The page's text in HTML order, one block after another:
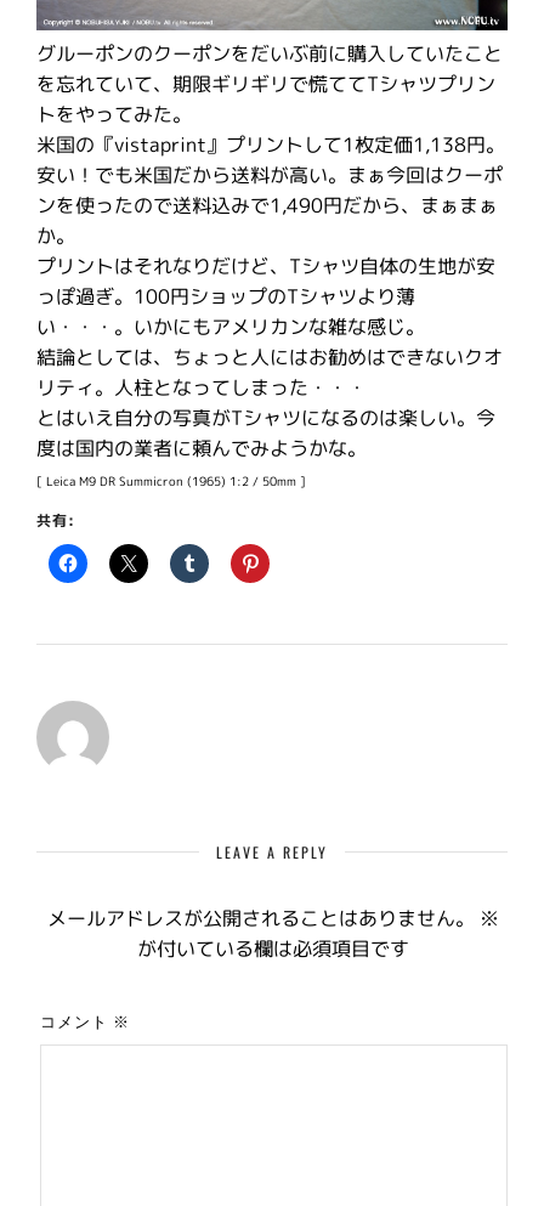
グルーポンのクーポンをだいぶ前に購入していたこと
を忘れていて、期限ギリギリで慌ててTシャツプリン
トをやってみた。
米国の『vistaprint』プリントして1枚定価1,138円。
安い！でも米国だから送料が高い。まぁ今回はクーポ
ンを使ったので送料込みで1,490円だから、まぁまぁ
か。
プリントはそれなりだけど、Tシャツ自体の生地が安
っぽ過ぎ。100円ショップのTシャツより薄
い・・・。いかにもアメリカンな雑な感じ。
結論としては、ちょっと人にはお勧めはできないクオ
リティ。人柱となってしまった・・・
とはいえ自分の写真がTシャツになるのは楽しい。今
度は国内の業者に頼んでみようかな。
[ Leica M9 DR Summicron (1965) 1:2 / 50mm ]
共有:
LEAVE A REPLY
メールアドレスが公開されることはありません。
※
が付いている欄は必須項目です
コメント ※